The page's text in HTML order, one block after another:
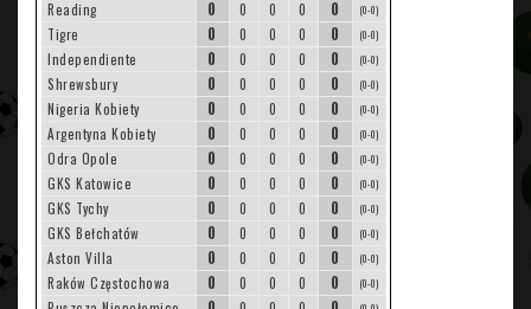
Reading 0 0 0 0 0 (0-0)
Tigre 0 0 0 0 0 (0-0)
Independiente 0 0 0 0 0 (0-0)
Shrewsbury 0 0 0 0 0 (0-0)
Nigeria Kobiety 0 0 0 0 0 (0-0)
Argentyna Kobiety 0 0 0 0 0 (0-0)
Odra Opole 0 0 0 0 0 (0-0)
GKS Katowice 0 0 0 0 0 (0-0)
GKS Tychy 0 0 0 0 0 (0-0)
GKS Bełchatów 0 0 0 0 0 (0-0)
Aston Villa 0 0 0 0 0 (0-0)
Raków Częstochowa 0 0 0 0 0 (0-0)